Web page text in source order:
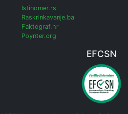
Istinomer.rs
Raskrinkavanje.ba
Faktograf.hr
Poynter.org
EFCSN